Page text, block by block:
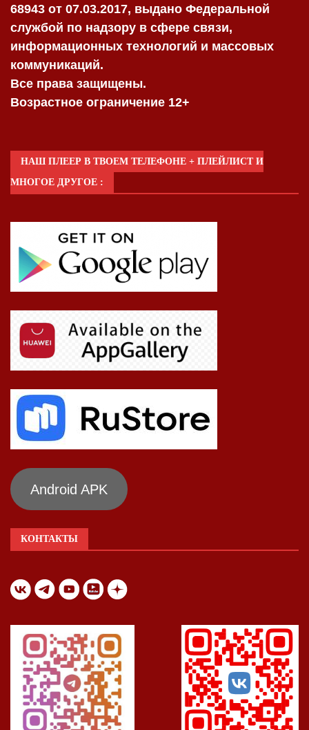
68943 от 07.03.2017, выдано Федеральной
службой по надзору в сфере связи,
информационных технологий и массовых
коммуникаций.
Все права защищены.
Возрастное ограничение 12+
НАШ ПЛЕЕР В ТВОЕМ ТЕЛЕФОНЕ + ПЛЕЙЛИСТ И
МНОГОЕ ДРУГОЕ :
Android APK
КОНТАКТЫ